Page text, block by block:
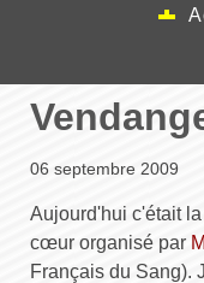
06 septembre 2009
Aujourd'hui c'était
cœur organisé par
Français du Sang).